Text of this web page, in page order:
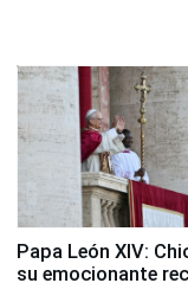
Papa León XIV:
su emocionante